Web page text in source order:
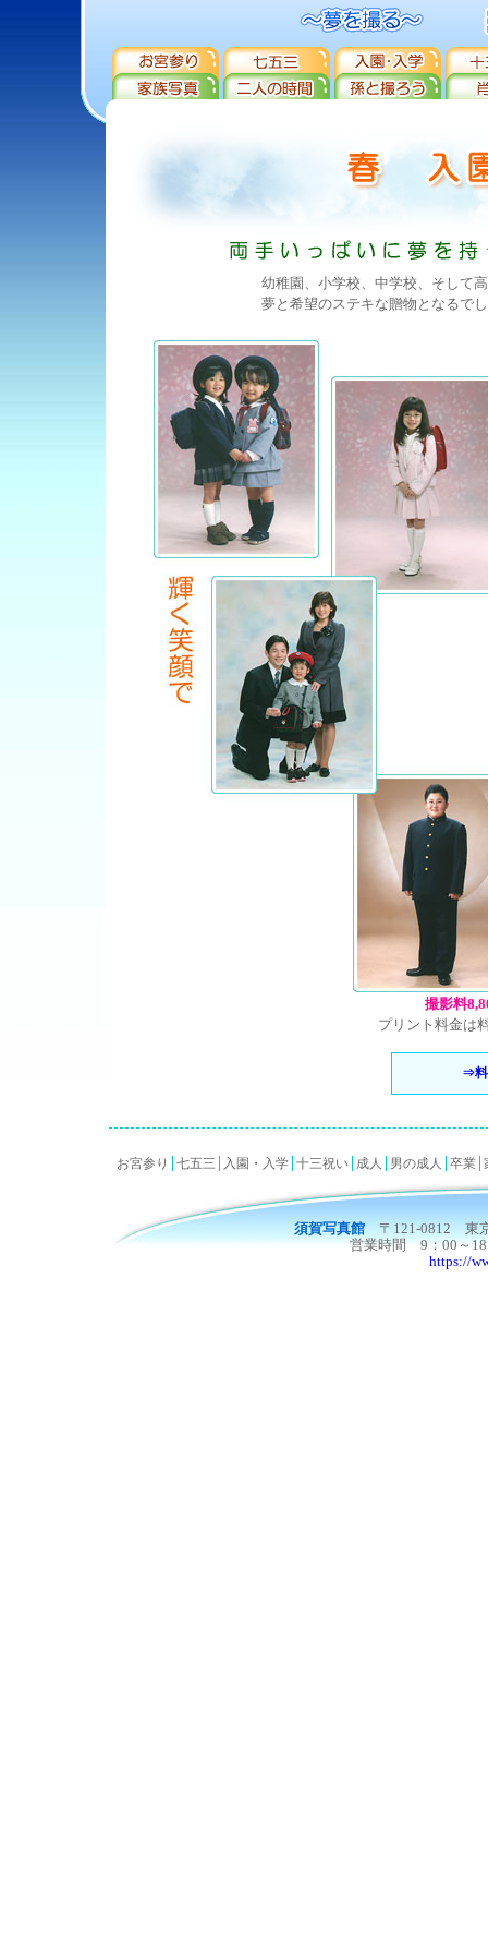
幼稚園、小学校、中学校、そして
夢と希望のステキな贈物となるで
撮影料
プリント料金は
⇒料
お宮参り 七五三 入園・入学 十三祝い 成人 男の成人 卒業
須賀写真館
〒121-0812 東
営業時間 9：00～
https://